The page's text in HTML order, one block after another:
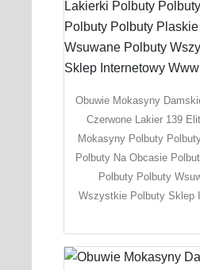
Obuwie Mokasyny
Czerwone Lakier 139
Mokasyny Polbuty
Polbuty Na Obcasie
Polbuty Polbuty
Wszystkie Polbuty Sklep